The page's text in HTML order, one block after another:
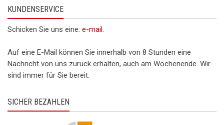
KUNDENSERVICE
Schicken Sie uns eine: e-mail.
Auf eine E-Mail können Sie innerhalb von 8 Stunden eine
Nachricht von uns zurück erhalten, auch am Wochenende. Wir
sind immer für Sie bereit.
SICHER BEZAHLEN